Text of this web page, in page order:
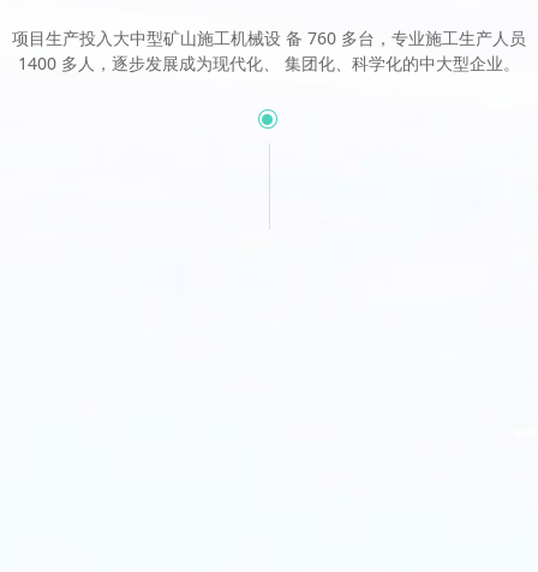
ꀉ
项目生产投入大中型矿山施工机械设 备 760 多台，专业施工生产人员
1400 多人，逐步发展成为现代化、 集团化、科学化的中大型企业。